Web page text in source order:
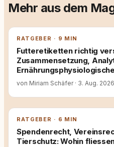
Mehr aus dem
RATGEBER · 9 MIN
Futteretiketten richtig
Zusammensetzung,
von Miriam Schäfer · 3. Aug. 2026
RATGEBER · 6 MIN
Spendenrecht,
Tierschutz: Wohin